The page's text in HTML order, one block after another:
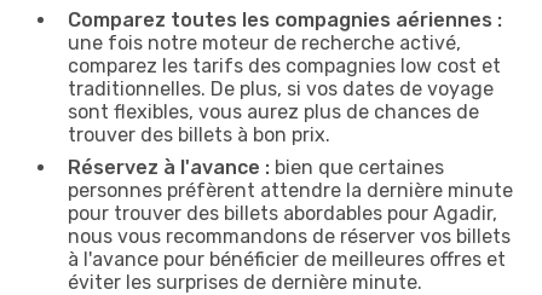
Comparez toutes les compagnies aériennes :
une fois notre moteur de recherche activé,
comparez les tarifs des compagnies low cost et
traditionnelles. De plus, si vos dates de voyage
sont flexibles, vous aurez plus de chances de
trouver des billets à bon prix.
Réservez à l'avance : bien que certaines
personnes préfèrent attendre la dernière minute
pour trouver des billets abordables pour Agadir,
nous vous recommandons de réserver vos billets
à l'avance pour bénéficier de meilleures offres et
éviter les surprises de dernière minute.